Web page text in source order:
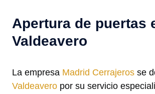
Apertura de puertas
Valdeavero
La empresa Madrid Cerrajeros se
Valdeavero por su servicio